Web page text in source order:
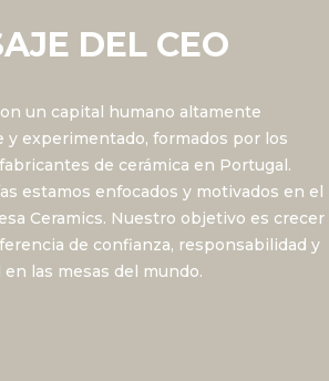
DEL CEO
un capital humano altamente
y experimentado, formados por los
de cerámica en Portugal.
estamos enfocados y motivados en el
Ceramics. Nuestro objetivo es crecer
de confianza, responsabilidad y
las mesas del mundo.